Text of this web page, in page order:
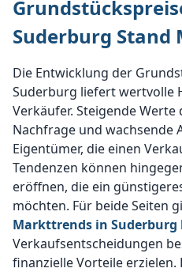
Suderburg Stand
Die Entwicklung der
Suderburg liefert wertvolle
Verkäufer. Steigende
Nachfrage und wachsende
Eigentümer, die einen
Tendenzen können
eröffnen, die ein
möchten. Für beide Seiten
Markttrends in Suderburg
Verkaufsentscheidungen
finanzielle Vorteile erzielen.